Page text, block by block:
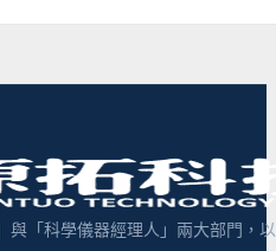
與「科學儀器經理人」兩大部門，